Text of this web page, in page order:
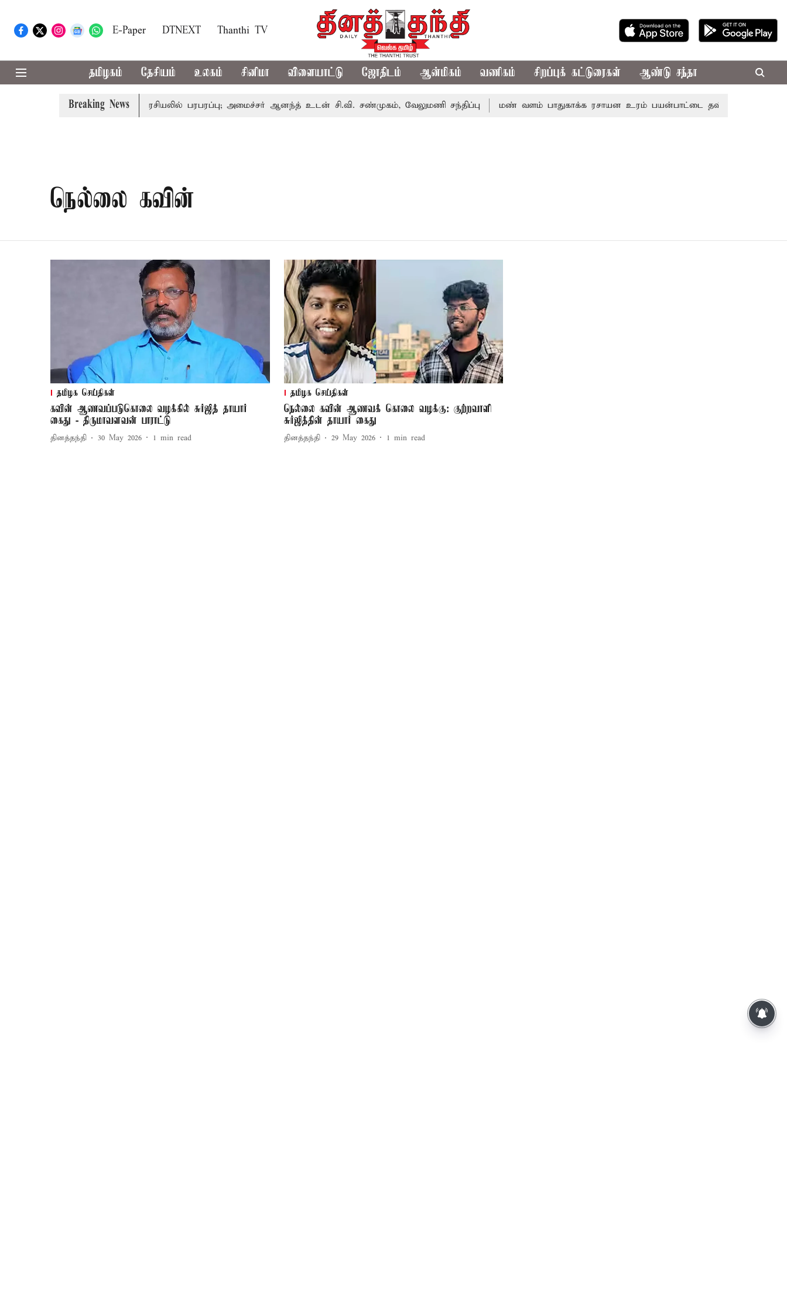
E-Paper DTNEXT Thanthi TV
தமிழகம் தேசியம் உலகம் சினிமா விளையாட்டு ஜோதிடம் ஆன்மிகம் வணிகம் சிறப்புக் கட்டுரைகள் ஆண்டு சந்தா
Breaking News
அமைச்சர் விஜய் தமிழக அரசியலில் பரபரப்பு; அமைச்சர் ஆனந்த் உடன் சி.வி. சண்முகம், வேலுமணி சந்திப்பு மண் வளம் பாதுகாக்க ரசாயன உரம் பயன்பாட்டை தவிர்க்க வேண்டும்:
நெல்லை கவின்
தமிழக செய்திகள்
கவின் ஆணவப்படுகொலை வழக்கில் சுர்ஜித் தாயார்
கைது - திருமாவளவன் பாராட்டு
தினத்தந்தி 30 May 2026 1 min read
தமிழக செய்திகள்
நெல்லை கவின் ஆணவக் கொலை வழக்கு: குற்றவாளி
சுர்ஜித்தின் தாயார் கைது
தினத்தந்தி 29 May 2026 1 min read